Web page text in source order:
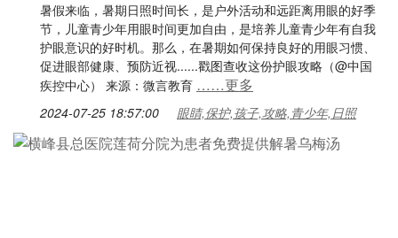
暑假来临，暑期日照时间长，是户外活动和远距离用眼的好季
节，儿童青少年用眼时间更加自由，是培养儿童青少年有自我
护眼意识的好时机。那么，在暑期如何保持良好的用眼习惯、
促进眼部健康、预防近视......戳图查收这份护眼攻略（@中国
疾控中心） 来源：微言教育 ……更多
2024-07-25 18:57:00 眼睛,保护,孩子,攻略,青少年,日照